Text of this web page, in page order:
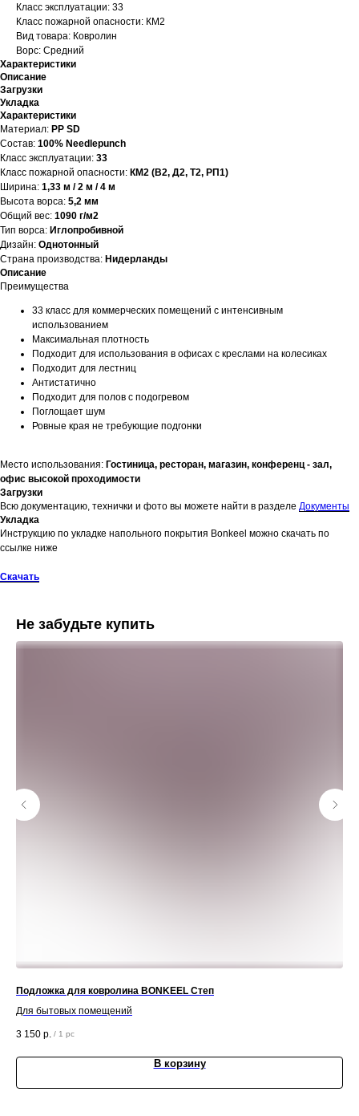
Класс эксплуатации: 33
Класс пожарной опасности: КМ2
Вид товара: Ковролин
Ворс: Средний
Характеристики
Описание
Загрузки
Укладка
Характеристики
Материал: PP SD
Состав: 100% Needlepunch
Класс эксплуатации: 33
Класс пожарной опасности: КМ2 (В2, Д2, Т2, РП1)
Ширина: 1,33 м / 2 м / 4 м
Высота ворса: 5,2 мм
Общий вес: 1090 г/м2
Тип ворса: Иглопробивной
Дизайн: Однотонный
Страна производства: Нидерланды
Описание
Преимущества
33 класс для коммерческих помещений с интенсивным
использованием
Максимальная плотность
Подходит для использования в офисах с креслами на колесиках
Подходит для лестниц
Антистатично
Подходит для полов с подогревом
Поглощает шум
Ровные края не требующие подгонки
Место использования: Гостиница, ресторан, магазин, конференц - зал,
офис высокой проходимости
Загрузки
Всю документацию, технички и фото вы можете найти в разделе Документы
Укладка
Инструкцию по укладке напольного покрытия Bonkeel можно скачать по
ссылке ниже
Скачать
Не забудьте купить
Подложка для ковролина BONKEEL Степ
Для бытовых помещений
3 150 р. / 1 pc
В корзину